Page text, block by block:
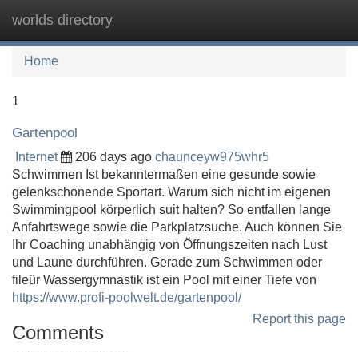
worlds directory
Home
1
Gartenpool
Internet 206 days ago chaunceyw975whr5
Schwimmen Ist bekanntermaßen eine gesunde sowie
gelenkschonende Sportart. Warum sich nicht im eigenen
Swimmingpool körperlich suit halten? So entfallen lange
Anfahrtswege sowie die Parkplatzsuche. Auch können Sie
Ihr Coaching unabhängig von Öffnungszeiten nach Lust
und Laune durchführen. Gerade zum Schwimmen oder
fileür Wassergymnastik ist ein Pool mit einer Tiefe von
https://www.profi-poolwelt.de/gartenpool/
Report this page
Comments